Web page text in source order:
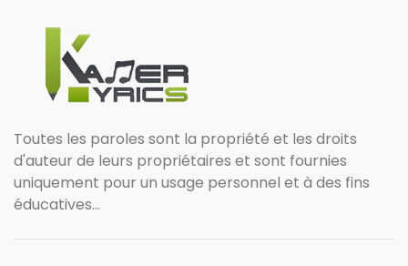
Toutes les paroles sont la propriété et les droits
d'auteur de leurs propriétaires et sont fournies
uniquement pour un usage personnel et à des fins
éducatives...